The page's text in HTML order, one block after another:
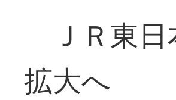
ＪＲ東
拡大へ